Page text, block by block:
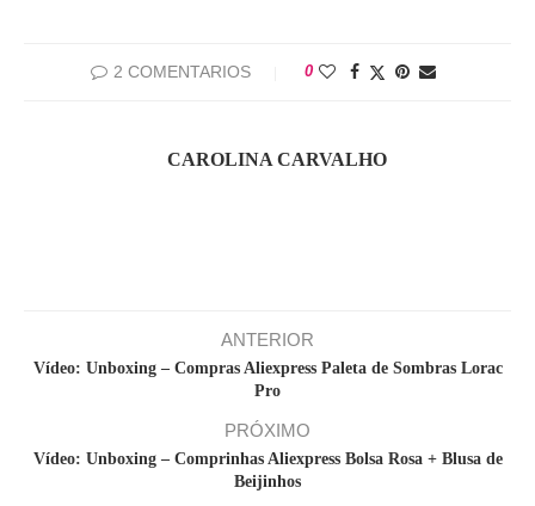
2 COMENTARIOS 0
CAROLINA CARVALHO
ANTERIOR
Vídeo: Unboxing – Compras Aliexpress Paleta de Sombras Lorac
Pro
PRÓXIMO
Vídeo: Unboxing – Comprinhas Aliexpress Bolsa Rosa + Blusa de
Beijinhos